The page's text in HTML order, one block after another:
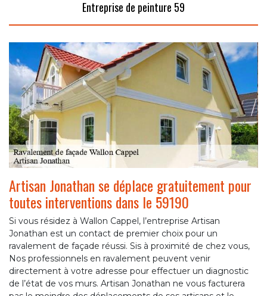
Entreprise de peinture 59
Artisan Jonathan se déplace gratuitement pour
toutes interventions dans le 59190
Si vous résidez à Wallon Cappel, l’entreprise Artisan
Jonathan est un contact de premier choix pour un
ravalement de façade réussi. Sis à proximité de chez vous,
Nos professionnels en ravalement peuvent venir
directement à votre adresse pour effectuer un diagnostic
de l’état de vos murs. Artisan Jonathan ne vous facturera